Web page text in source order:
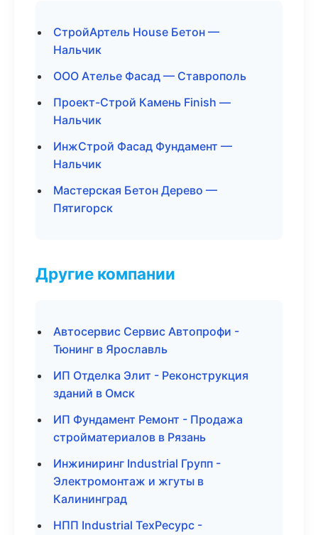
СтройАртель House Бетон —
Нальчик
ООО Ателье Фасад — Ставрополь
Проект-Строй Камень Finish —
Нальчик
ИнжСтрой Фасад Фундамент —
Нальчик
Мастерская Бетон Дерево —
Пятигорск
Другие компании
Автосервис Сервис Автопрофи -
Тюнинг в Ярославль
ИП Отделка Элит - Реконструкция
зданий в Омск
ИП Фундамент Ремонт - Продажа
стройматериалов в Рязань
Инжиниринг Industrial Групп -
Электромонтаж и жгуты в
Калининград
НПП Industrial ТехРесурс -